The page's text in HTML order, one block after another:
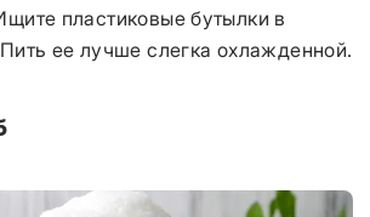
пластиковые бутылки в
ее лучше слегка охлажденной.